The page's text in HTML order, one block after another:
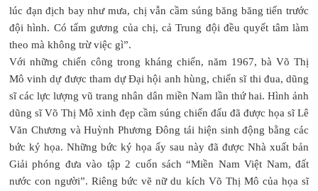
lúc đạn địch bay như mưa, chị vẫn cầm súng băng băng tiến trước
đội hình. Có tấm gương của chị, cả Trung đội đều quyết tâm làm
theo mà không trừ việc gì”.
Với những chiến công trong kháng chiến, năm 1967, bà Võ Thị
Mô vinh dự được tham dự Đại hội anh hùng, chiến sĩ thi đua, dũng
sĩ các lực lượng vũ trang nhân dân miền Nam lần thứ hai. Hình ảnh
dũng sĩ Võ Thị Mô xinh đẹp cầm súng chiến đấu đã được họa sĩ Lê
Văn Chương và Huỳnh Phương Đông tái hiện sinh động bằng các
bức ký họa. Những bức ký họa ấy sau này đã được Nhà xuất bản
Giải phóng đưa vào tập 2 cuốn sách “Miền Nam Việt Nam, đất
nước con người”. Riêng bức vẽ nữ du kích Võ Thị Mô của họa sĩ